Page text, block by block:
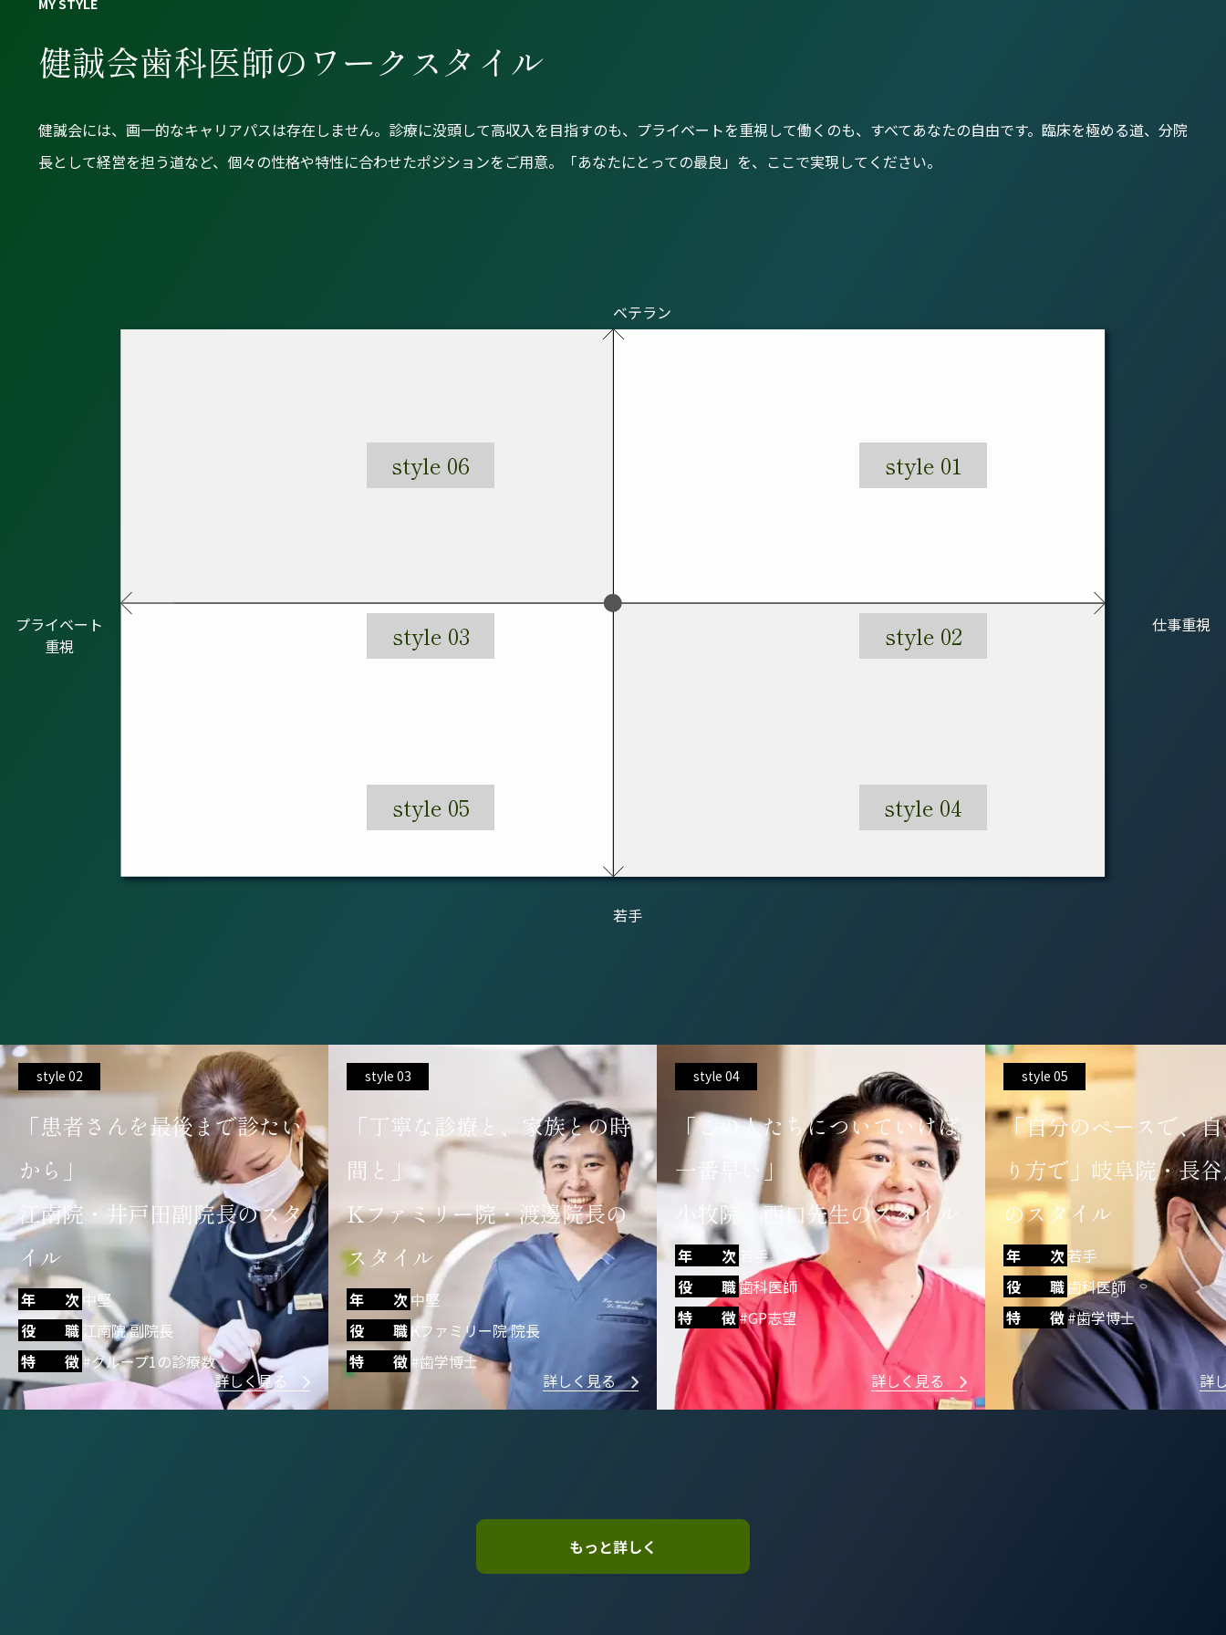
健誠会歯科医師のワークスタイル
健誠会には、画一的なキャリアパスは存在しません。診療に没頭して高収入を目指すのも、プライベートを重視して働くのも、すべてあなたの自由です。臨床を極める道、分院
長として経営を担う道など、個々の性格や特性に合わせたポジションをご用意。「あなたにとっての最良」を、ここで実現してください。
ベテラン
若手
仕事重視
プライベート
重視
style 06
style 05 style 04
style 03 style 02
style 01
style 03
「丁寧な診療と、家族との時
間と」
Kファミリー院・渡邊院長の
スタイル
年 次 中堅
役 職Kファミリー院 院長
特 徴#歯学博士
詳しく見る
style 04
「この人たちについていけば
一番早い」
小牧院・西口先生のスタイル
年 次 若手
役 職
歯科医師
特 徴 #GP志望
詳しく見る
style 05
「自分のペースで、自分のや
り方で」岐阜院・長谷川先生
のスタイル
年 次若手
役 職歯科医師
特 徴#歯学博士
詳しく見る
style 06
「平日全力、休日は
小牧院・飯田院長の
年 次 ベテラン
役 職
健誠会 執行役員理事
特 徴 #家族との時間
詳
もっと詳しく